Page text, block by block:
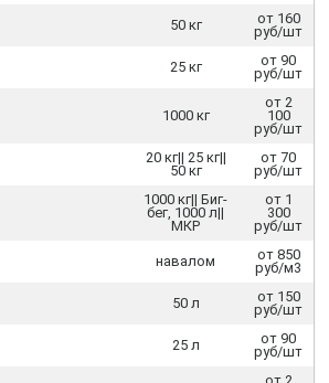
50 кг
от 160
руб/шт
25 кг
от 90
руб/шт
1000 кг
от 2
100
руб/шт
20 кг|| 25 кг||
50 кг
от 70
руб/шт
1000 кг|| Биг-
бег, 1000 л||
МКР
от 1
300
руб/шт
навалом
от 850
руб/м3
50 л
от 150
руб/шт
25 л
от 90
руб/шт